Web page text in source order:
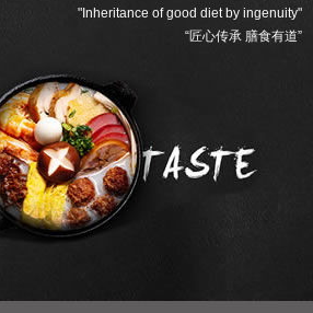
"Inheritance of good diet by ingenuity"
“匠心传承 膳食有道”